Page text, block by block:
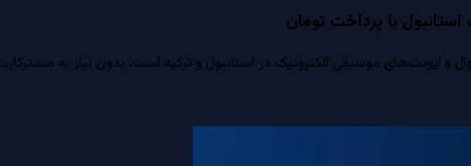
با پرداخت تومان
موسیقی الکترونیک در استانبول و ترکیه است. بدون نیاز به